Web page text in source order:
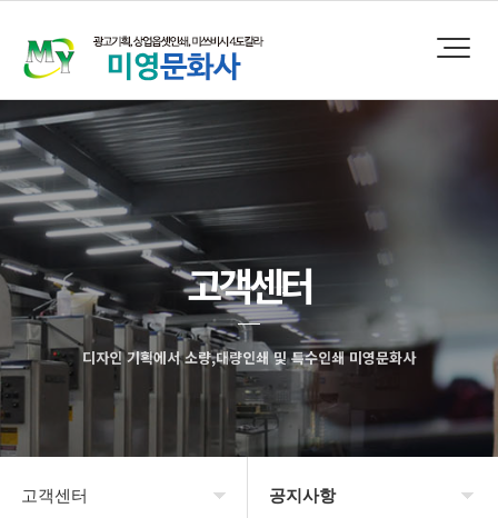
고객센터
디자인 기획에서 소량,대량인쇄 및 특수인쇄 미영문화사
고객센터 공지사항